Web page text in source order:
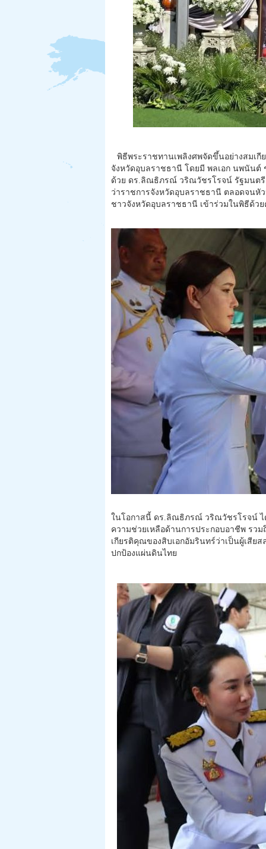
พิธีพระราชทานเพลิงศพจัดขึ้นอย่างสมเกี
จังหวัดอุบลราชธานี โดยมี พลเอก นพนัน
ด้วย ดร.ลิณธิภรณ์ วริณวัชรโรจน์ รัฐมนตรี
ว่าราชการจังหวัดอุบลราชธานี ตลอดจน
ชาวจังหวัดอุบลราชธานี เข้าร่วมในพิธีด้ว
ในโอกาสนี้ ดร.ลิณธิภรณ์ วริณวัชรโรจน์ ไ
ความช่วยเหลือด้านการประกอบอาชีพ รว
เกียรติคุณของสิบเอกอัมรินทร์ว่าเป็นผู้เสีย
ปกป้องแผ่นดินไทย